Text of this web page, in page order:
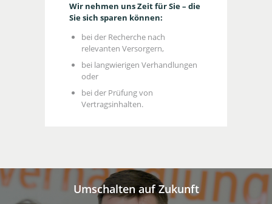
Wir nehmen uns Zeit für Sie – die
Sie sich sparen können:
bei der Recherche nach
relevanten Versorgern,
bei langwierigen Verhandlungen
oder
bei der Prüfung von
Vertragsinhalten.
Umschalten auf Zukunft